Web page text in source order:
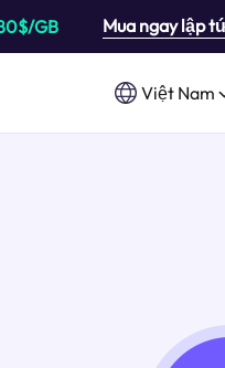
GB Mua ngay lập
Việt Nam